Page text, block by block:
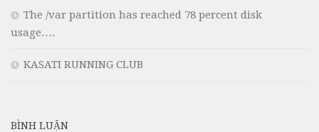
The /var partition has reached 78 percent disk
usage….
KASATI RUNNING CLUB
BÌNH LUẬN